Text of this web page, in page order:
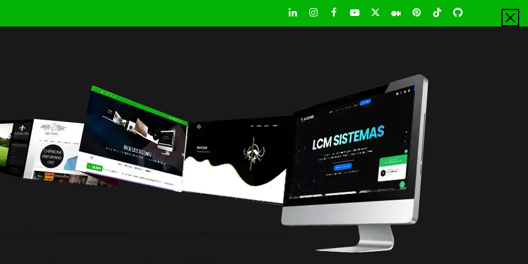
LinkedInInstagramFacebook
Youtube
X PinterestTiktokGithub